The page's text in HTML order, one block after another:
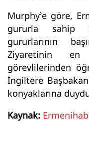
Murphy’e göre,
gururla sahip
gururlarının
Ziyaretinin en
görevlilerinden
İngiltere
konyaklarına
Kaynak: